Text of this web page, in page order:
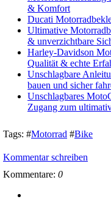
& Komfort
Ducati
Ultimative
& unverzichtbare
Harley-Davidson
Qualität & echte
Unschlagbare
bauen und sicher
Unschlagbares
Zugang zum
Tags: #Motorrad #Bike
Kommentar schreiben
Kommentare: 0